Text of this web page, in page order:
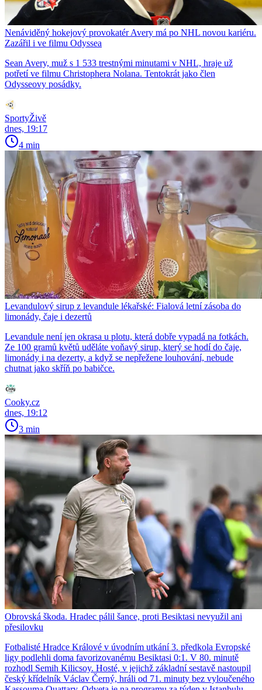
Nenáviděný hokejový provokatér Avery má po NHL novou kariéru.
Zazářil i ve filmu Odyssea
Sean Avery, muž s 1 533 trestnými minutami v NHL, hraje už
potřetí ve filmu Christophera Nolana. Tentokrát jako člen
Odysseovy posádky.
SportyŽivě
dnes, 19:17
4 min
Levandulový sirup z levandule lékařské: Fialová letní zásoba do
limonády, čaje i dezertů
Levandule není jen okrasa u plotu, která dobře vypadá na fotkách.
Ze 100 gramů květů uděláte voňavý sirup, který se hodí do čaje,
limonády i na dezerty, a když se nepřežene louhování, nebude
chutnat jako skříň po babičce.
Cooky.cz
dnes, 19:12
3 min
Obrovská škoda. Hradec pálil šance, proti Besiktasi nevyužil ani
přesilovku
Fotbalisté Hradce Králové v úvodním utkání 3. předkola Evropské
ligy podlehli doma favorizovanému Besiktasi 0:1. V 80. minutě
rozhodl Semih Kilicsoy. Hosté, v jejichž základní sestavě nastoupil
český křídelník Václav Černý, hráli od 71. minuty bez vyloučeného